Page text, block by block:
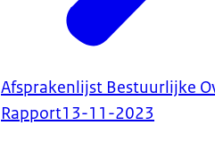
Afsprakenlijst Bestuurlijke
Rapport13-11-2023